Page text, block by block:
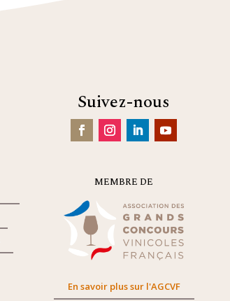
Suivez-nous
MEMBRE DE
En savoir plus sur l'AGCVF